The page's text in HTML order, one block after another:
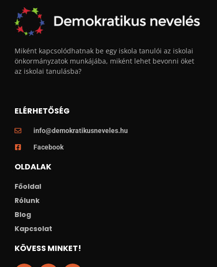
Miként kapcsolódhatnak be egy iskola tanulói az iskolai
önkormányzatok munkájába, miként lehet bevonni öket
az iskolai tanulásba?
ELÉRHETŐSÉG
info@demokratikusneveles.hu
Facebook
OLDALAK
Főoldal
Rólunk
Blog
Kapcsolat
KÖVESS MINKET!